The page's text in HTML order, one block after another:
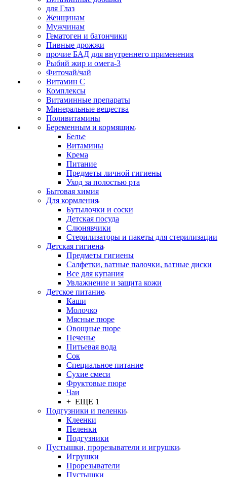
для Глаз
Женщинам
Мужчинам
Гематоген и батончики
Пивные дрожжи
прочие БАД для внутреннего применения
Рыбий жир и омега-3
Фиточай/чай
Витамин С
Комплексы
Витаминные препараты
Минеральные вещества
Поливитамины
Беременным и кормящим
Белье
Витамины
Крема
Питание
Предметы личной гигиены
Уход за полостью рта
Бытовая химия
Для кормления
Бутылочки и соски
Детская посуда
Слюнявчики
Стерилизаторы и пакеты для стерилизации
Детская гигиена
Предметы гигиены
Салфетки, ватные палочки, ватные диски
Все для купания
Увлажнение и защита кожи
Детское питание
Каши
Молочко
Мясные пюре
Овощные пюре
Печенье
Питьевая вода
Сок
Специальное питание
Сухие смеси
Фруктовые пюре
Чаи
+ ЕЩЕ 1
Подгузники и пеленки
Клеенки
Пеленки
Подгузники
Пустышки, прорезыватели и игрушки
Игрушки
Прорезыватели
Пустышки